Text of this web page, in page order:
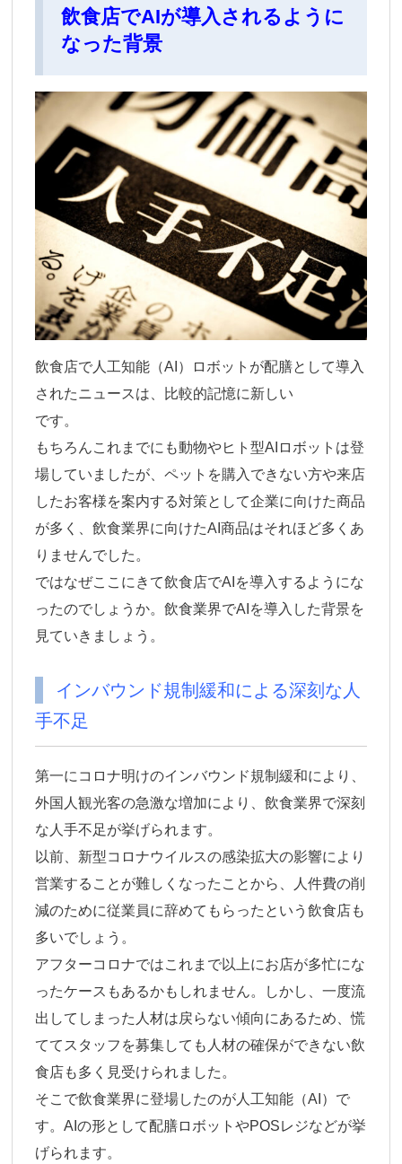
飲食店でAIが導入されるように
なった背景
飲食店で人工知能（AI）ロボットが配膳として導入
されたニュースは、比較的記憶に新しい
です。
もちろんこれまでにも動物やヒト型AIロボットは登
場していましたが、ペットを購入できない方や来店
したお客様を案内する対策として企業に向けた商品
が多く、飲食業界に向けたAI商品はそれほど多くあ
りませんでした。
ではなぜここにきて飲食店でAIを導入するようにな
ったのでしょうか。飲食業界でAIを導入した背景を
見ていきましょう。
インバウンド規制緩和による深刻な人
手不足
第一に コロナ明けのインバウンド規制緩和により、
外国人観光客の急激な増加により、飲食業界で深刻
な人手不足が挙げられます。
以前、新型コロナウイルスの感染拡大の影響により
営業することが難しくなったことから、人件費の削
減のために従業員に辞めてもらったという飲食店も
多いでしょう。
アフターコロナではこれまで以上にお店が多忙にな
ったケースもあるかもしれません。しかし、一度流
出してしまった人材は戻らない傾向にあるため、慌
ててスタッフを募集しても人材の確保ができない飲
食店も多く見受けられました。
そこで飲食業界に登場したのが人工知能（AI）で
す。AIの形として配膳ロボットやPOSレジなどが挙
げられます。